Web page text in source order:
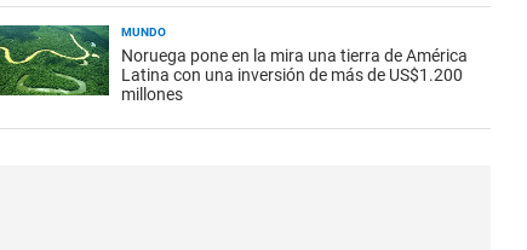
MUNDO
Noruega pone en la mira una tierra de América
Latina con una inversión de más de US$1.200
millones